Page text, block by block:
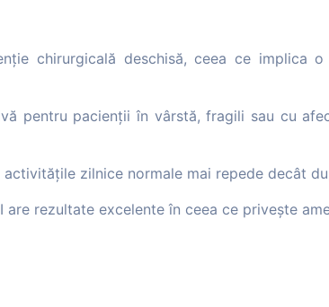
chirurgicală deschisă, ceea ce
pentru pacienții în vârstă, fragili sau cu
zilnice normale mai repede decât
are rezultate excelente în ceea ce privește